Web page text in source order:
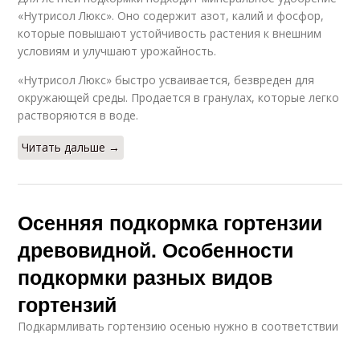
«Нутрисол Люкс». Оно содержит азот, калий и фосфор,
которые повышают устойчивость растения к внешним
условиям и улучшают урожайность.
«Нутрисол Люкс» быстро усваивается, безвреден для
окружающей среды. Продается в гранулах, которые легко
растворяются в воде.
Читать дальше →
Осенняя подкормка гортензии
древовидной. Особенности
подкормки разных видов
гортензий
Подкармливать гортензию осенью нужно в соответствии